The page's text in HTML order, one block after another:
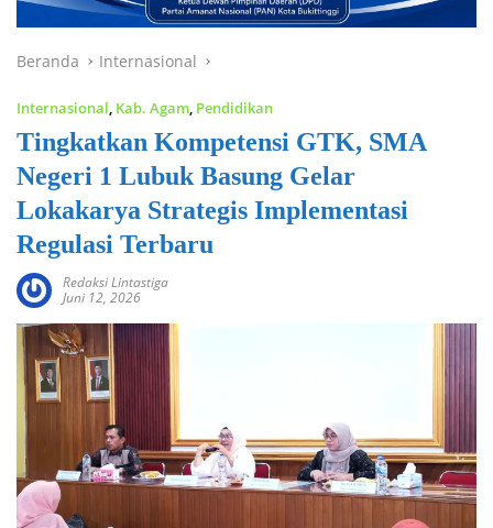
Beranda Internasional
Internasional Kab. Agam Pendidikan
Tingkatkan Kompetensi GTK, SMA
Negeri 1 Lubuk Basung Gelar
Lokakarya Strategis Implementasi
Regulasi Terbaru
Redaksi Lintastiga
Juni 12, 2026